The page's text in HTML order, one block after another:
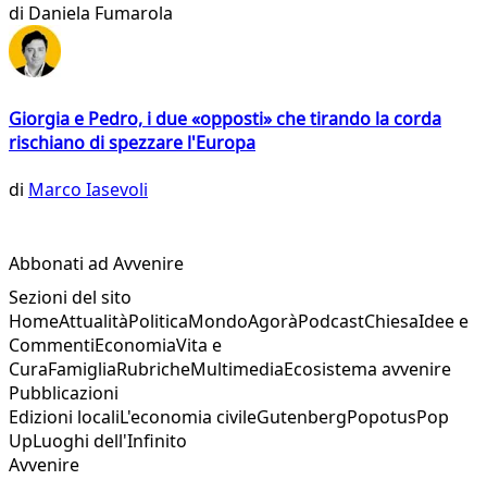
di Daniela Fumarola
Giorgia e Pedro, i due «opposti» che tirando la corda
rischiano di spezzare l'Europa
di Marco Iasevoli
Abbonati ad Avvenire
Sezioni del sito
HomeAttualitàPoliticaMondoAgoràPodcastChiesaIdee e
CommentiEconomiaVita e
CuraFamigliaRubricheMultimediaEcosistema avvenire
Pubblicazioni
Edizioni localiL'economia civileGutenbergPopotusPop
UpLuoghi dell'Infinito
Avvenire